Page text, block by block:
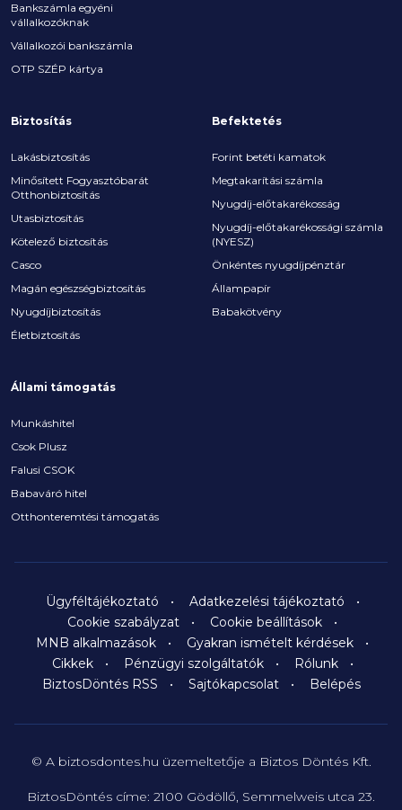
Bankszámla egyéni
vállalkozóknak
Vállalkozói bankszámla
OTP SZÉP kártya
Biztosítás
Lakásbiztosítás
Minősített Fogyasztóbarát
Otthonbiztosítás
Utasbiztosítás
Kötelező biztosítás
Casco
Magán egészségbiztosítás
Nyugdíjbiztosítás
Életbiztosítás
Befektetés
Forint betéti kamatok
Megtakarítási számla
Nyugdíj-előtakarékosság
Nyugdíj-előtakarékossági számla
(NYESZ)
Önkéntes nyugdíjpénztár
Állampapír
Babakötvény
Állami támogatás
Munkáshitel
Csok Plusz
Falusi CSOK
Babaváró hitel
Otthonteremtési támogatás
Ügyféltájékoztató
Adatkezelési tájékoztató
Cookie szabályzat
Cookie beállítások
MNB alkalmazások
Gyakran ismételt kérdések
Cikkek
Pénzügyi szolgáltatók
Rólunk
BiztosDöntés RSS
Sajtókapcsolat Belépés
© A biztosdontes.hu üzemeltetője a Biztos Döntés Kft.
BiztosDöntés címe: 2100 Gödöllő, Semmelweis utca 23.